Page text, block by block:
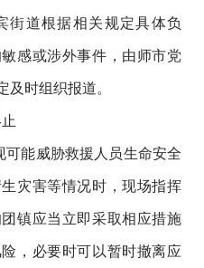
街道根据相关规定具体负
感或涉外事件，由师市党
及时组织报道。
可能威胁救援人员生命安全
灾害等情况时，现场指挥
镇应当立即采取相应措施
，必要时可以暂时撤离应